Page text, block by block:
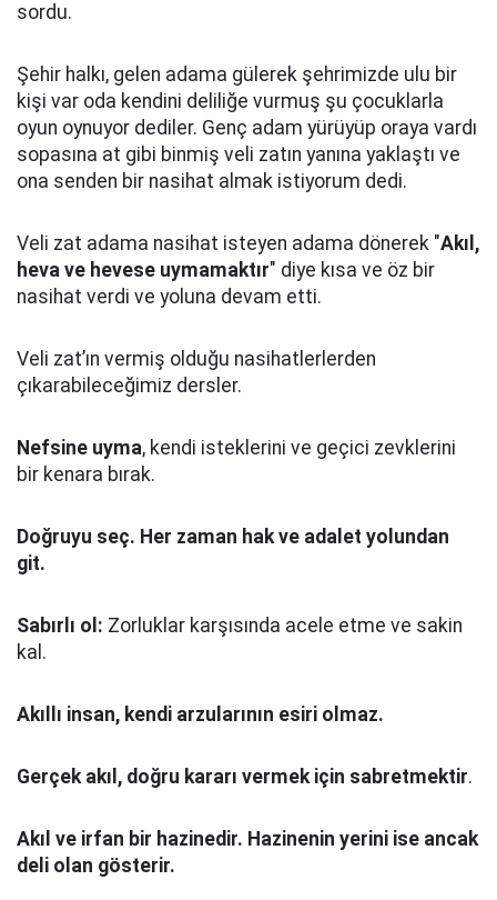
sordu.
Şehir halkı, gelen adama gülerek şehrimizde ulu bir
kişi var oda kendini deliliğe vurmuş şu çocuklarla
oyun oynuyor dediler. Genç adam yürüyüp oraya vardı
sopasına at gibi binmiş veli zatın yanına yaklaştı ve
ona senden bir nasihat almak istiyorum dedi.
Veli zat adama nasihat isteyen adama dönerek "Akıl,
heva ve hevese uymamaktır" diye kısa ve öz bir
nasihat verdi ve yoluna devam etti.
Veli zat’ın vermiş olduğu nasihatlerlerden
çıkarabileceğimiz dersler.
Nefsine uyma, kendi isteklerini ve geçici zevklerini
bir kenara bırak.
Doğruyu seç. Her zaman hak ve adalet yolundan
git.
Sabırlı ol: Zorluklar karşısında acele etme ve sakin
kal.
Akıllı insan, kendi arzularının esiri olmaz.
Gerçek akıl, doğru kararı vermek için sabretmektir.
Akıl ve irfan bir hazinedir. Hazinenin yerini ise ancak
deli olan gösterir.